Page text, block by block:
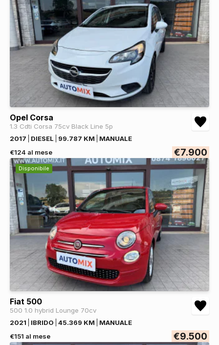
Opel Corsa
1.3 Cdti Corsa 75cv Black Line 5p
2017
DIESEL 99.787 KM
MANUALE
€124 al mese
€7.900
Disponibile
Fiat 500
500 1.0 hybrid Lounge 70cv
2021
IBRIDO 45.369 KM
MANUALE
€151 al mese
€9.500